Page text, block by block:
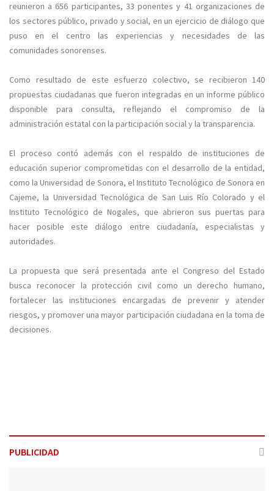
reunieron a 656 participantes, 33 ponentes y 41 organizaciones de
los sectores público, privado y social, en un ejercicio de diálogo que
puso en el centro las experiencias y necesidades de las
comunidades sonorenses.
Como resultado de este esfuerzo colectivo, se recibieron 140
propuestas ciudadanas que fueron integradas en un informe público
disponible para consulta, reflejando el compromiso de la
administración estatal con la participación social y la transparencia.
El proceso contó además con el respaldo de instituciones de
educación superior comprometidas con el desarrollo de la entidad,
como la Universidad de Sonora, el Instituto Tecnológico de Sonora en
Cajeme, la Universidad Tecnológica de San Luis Río Colorado y el
Instituto Tecnológico de Nogales, que abrieron sus puertas para
hacer posible este diálogo entre ciudadanía, especialistas y
autoridades.
La propuesta que será presentada ante el Congreso del Estado
busca reconocer la protección civil como un derecho humano,
fortalecer las instituciones encargadas de prevenir y atender
riesgos, y promover una mayor participación ciudadana en la toma de
decisiones.
PUBLICIDAD